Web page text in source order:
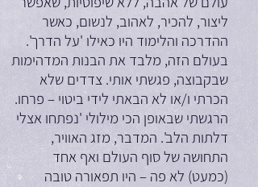
ליצור, להכיר, לאהוב, לנשום, כאשר
ההדרכה והלימוד היו כאילו 'על הדרך'.
בעולם הזה, מלבד את הבנות המדהימות
שבקבוצה, פגשתי אותי. צדדים שלא
הכרתי ו/או לא הבאתי לידי ביטוי – פרחו.
הרגשתי שבאופן הכי מילולי 'נפתחו אצלי
דלתות הלב'. המדבר, מזג האוויר,
התחושה של סוף העולם ואף אחד
(כמעט) לא פה – היו תפאורה טובה